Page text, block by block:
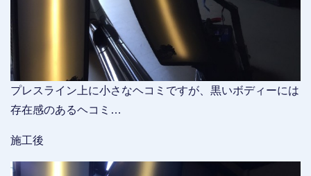
プレスライン上に小さなヘコミですが、黒いボディーには
存在感のあるヘコミ…
施工後